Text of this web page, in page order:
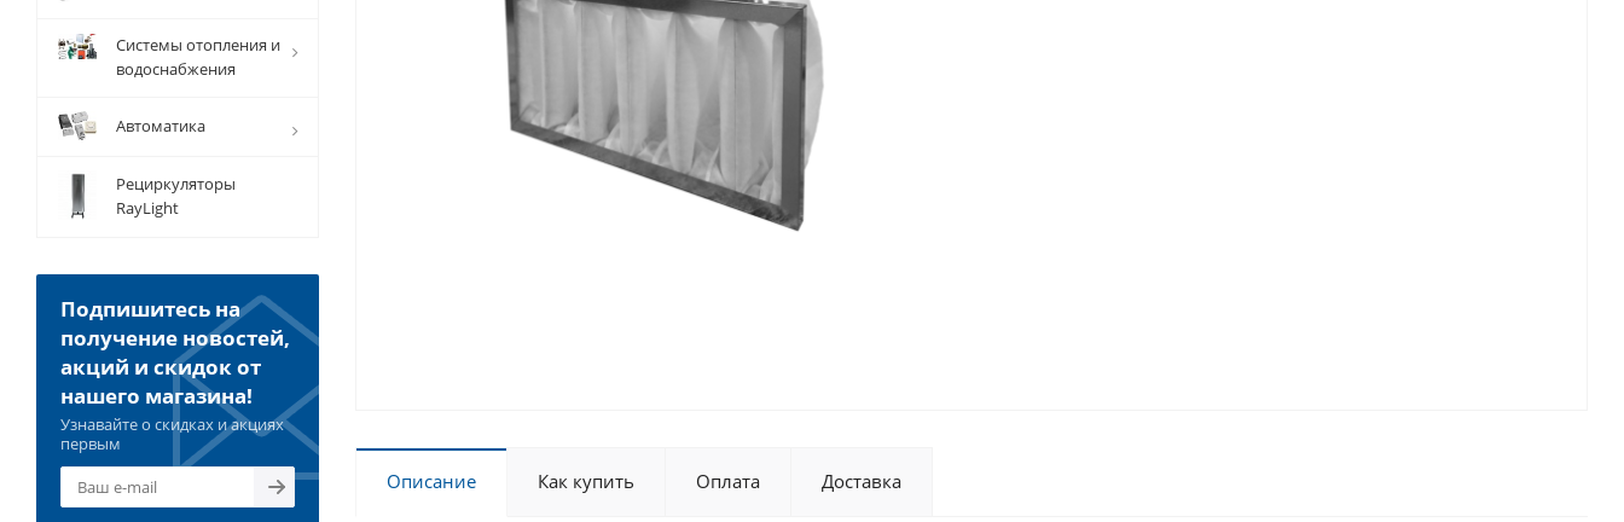
Описание Как купить Оплата Доставка
Системы отопления и
водоснабжения
Автоматика
Рециркуляторы
RayLight
Подпишитесь на
получение новостей,
акций и скидок от
нашего магазина!
Узнавайте о скидках и акциях
первым